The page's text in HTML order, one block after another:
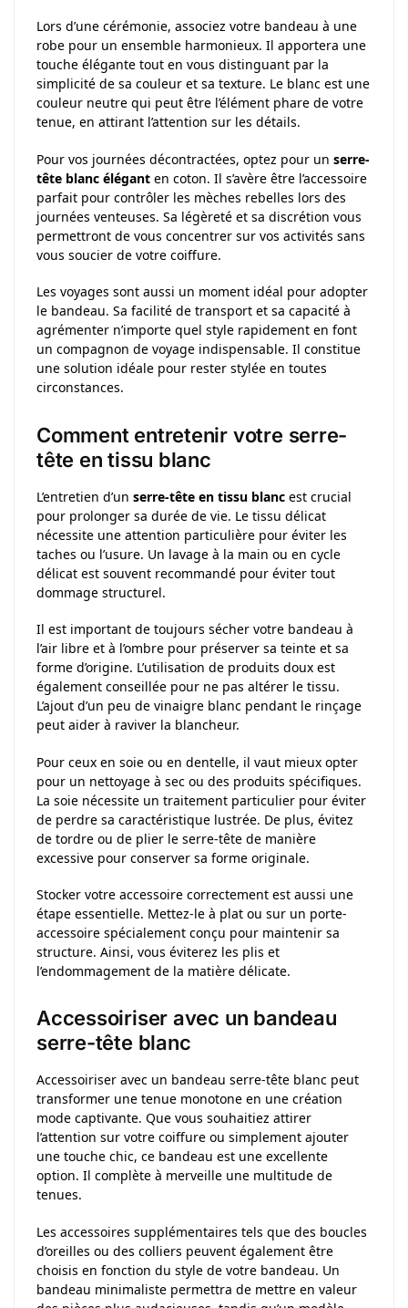
Lors d’une cérémonie, associez votre bandeau à une
robe pour un ensemble harmonieux. Il apportera une
touche élégante tout en vous distinguant par la
simplicité de sa couleur et sa texture. Le blanc est une
couleur neutre qui peut être l’élément phare de votre
tenue, en attirant l’attention sur les détails.
Pour vos journées décontractées, optez pour un serre-
tête blanc élégant en coton. Il s’avère être l’accessoire
parfait pour contrôler les mèches rebelles lors des
journées venteuses. Sa légèreté et sa discrétion vous
permettront de vous concentrer sur vos activités sans
vous soucier de votre coiffure.
Les voyages sont aussi un moment idéal pour adopter
le bandeau. Sa facilité de transport et sa capacité à
agrémenter n’importe quel style rapidement en font
un compagnon de voyage indispensable. Il constitue
une solution idéale pour rester stylée en toutes
circonstances.
Comment entretenir votre serre-
tête en tissu blanc
L’entretien d’un serre-tête en tissu blanc est crucial
pour prolonger sa durée de vie. Le tissu délicat
nécessite une attention particulière pour éviter les
taches ou l’usure. Un lavage à la main ou en cycle
délicat est souvent recommandé pour éviter tout
dommage structurel.
Il est important de toujours sécher votre bandeau à
l’air libre et à l’ombre pour préserver sa teinte et sa
forme d’origine. L’utilisation de produits doux est
également conseillée pour ne pas altérer le tissu.
L’ajout d’un peu de vinaigre blanc pendant le rinçage
peut aider à raviver la blancheur.
Pour ceux en soie ou en dentelle, il vaut mieux opter
pour un nettoyage à sec ou des produits spécifiques.
La soie nécessite un traitement particulier pour éviter
de perdre sa caractéristique lustrée. De plus, évitez
de tordre ou de plier le serre-tête de manière
excessive pour conserver sa forme originale.
Stocker votre accessoire correctement est aussi une
étape essentielle. Mettez-le à plat ou sur un porte-
accessoire spécialement conçu pour maintenir sa
structure. Ainsi, vous éviterez les plis et
l’endommagement de la matière délicate.
Accessoiriser avec un bandeau
serre-tête blanc
Accessoiriser avec un bandeau serre-tête blanc peut
transformer une tenue monotone en une création
mode captivante. Que vous souhaitiez attirer
l’attention sur votre coiffure ou simplement ajouter
une touche chic, ce bandeau est une excellente
option. Il complète à merveille une multitude de
tenues.
Les accessoires supplémentaires tels que des boucles
d’oreilles ou des colliers peuvent également être
choisis en fonction du style de votre bandeau. Un
bandeau minimaliste permettra de mettre en valeur